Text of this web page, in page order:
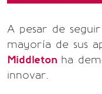
A pesar de
mayoría de sus
Middleton ha
innovar.